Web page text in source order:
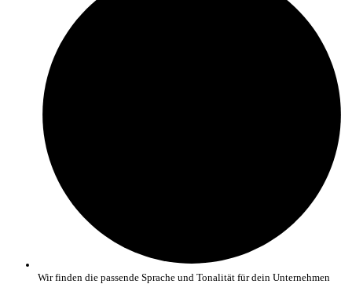
Wir finden die passende Sprache und Tonalität für dein Unternehmen